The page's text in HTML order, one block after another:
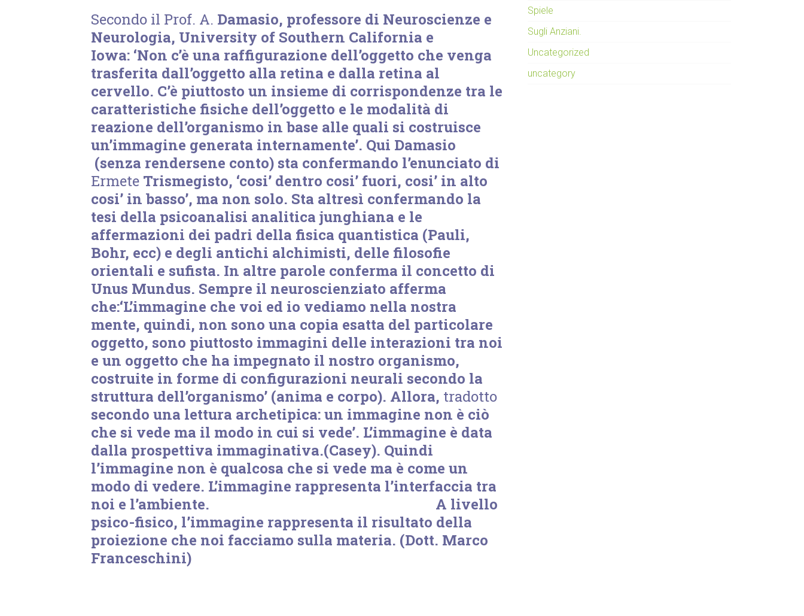
Secondo il Prof. A. Damasio, professore di Neuroscienze e
Neurologia, University of Southern California e
Iowa: ‘Non c’è una raffigurazione dell’oggetto che venga
trasferita dall’oggetto alla retina e dalla retina al
cervello. C’è piuttosto un insieme di corrispondenze tra le
caratteristiche fisiche dell’oggetto e le modalità di
reazione dell’organismo in base alle quali si costruisce
un’immagine generata internamente’. Qui Damasio
(senza rendersene conto) sta confermando l’enunciato di
Ermete Trismegisto, ‘cosi’ dentro cosi’ fuori, cosi’ in alto
cosi’ in basso’, ma non solo. Sta altresì confermando la
tesi della psicoanalisi analitica junghiana e le
affermazioni dei padri della fisica quantistica (Pauli,
Bohr, ecc) e degli antichi alchimisti, delle filosofie
orientali e sufista. In altre parole conferma il concetto di
Unus Mundus. Sempre il neuroscienziato afferma
che:‘L’immagine che voi ed io vediamo nella nostra
mente, quindi, non sono una copia esatta del particolare
oggetto, sono piuttosto immagini delle interazioni tra noi
e un oggetto che ha impegnato il nostro organismo,
costruite in forme di configurazioni neurali secondo la
struttura dell’organismo’ (anima e corpo). Allora, tradotto
secondo una lettura archetipica: un immagine non è ciò
che si vede ma il modo in cui si vede’. L’immagine è data
dalla prospettiva immaginativa.(Casey). Quindi
l’immagine non è qualcosa che si vede ma è come un
modo di vedere. L’immagine rappresenta l’interfaccia tra
noi e l’ambiente. A livello
psico-fisico, l’immagine rappresenta il risultato della
proiezione che noi facciamo sulla materia. (Dott. Marco
Franceschini)
Spiele
Sugli Anziani.
Uncategorized
uncategory